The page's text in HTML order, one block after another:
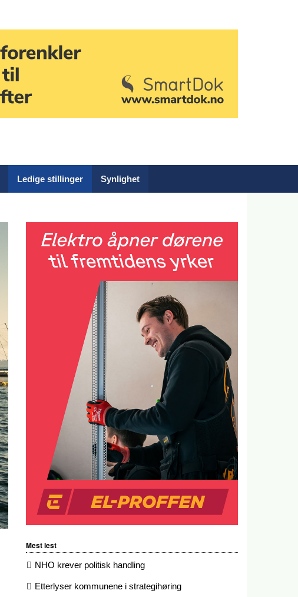
Ledige stillinger Synlighet
Mest lest
NHO krever politisk handling
Etterlyser kommunene i strategihøring